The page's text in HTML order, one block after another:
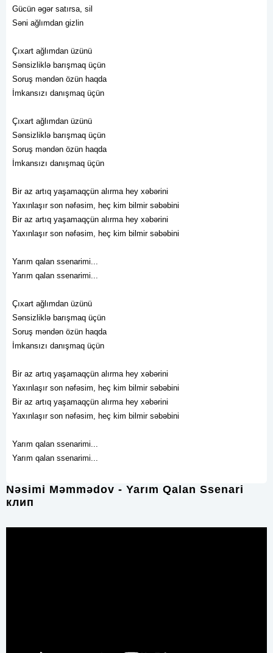
Gücün əgər satırsa, sil
Səni ağlımdan gizlin
Çıxart ağlımdan üzünü
Sənsizliklə barışmaq üçün
Soruş məndən özün haqda
İmkansızı danışmaq üçün
Çıxart ağlımdan üzünü
Sənsizliklə barışmaq üçün
Soruş məndən özün haqda
İmkansızı danışmaq üçün
Bir az artıq yaşamaqçün alırma hey xəbərini
Yaxınlaşır son nəfəsim, heç kim bilmir səbəbini
Bir az artıq yaşamaqçün alırma hey xəbərini
Yaxınlaşır son nəfəsim, heç kim bilmir səbəbini
Yarım qalan ssenarimi...
Yarım qalan ssenarimi...
Çıxart ağlımdan üzünü
Sənsizliklə barışmaq üçün
Soruş məndən özün haqda
İmkansızı danışmaq üçün
Bir az artıq yaşamaqçün alırma hey xəbərini
Yaxınlaşır son nəfəsim, heç kim bilmir səbəbini
Bir az artıq yaşamaqçün alırma hey xəbərini
Yaxınlaşır son nəfəsim, heç kim bilmir səbəbini
Yarım qalan ssenarimi...
Yarım qalan ssenarimi...
Nəsimi Məmmədov - Yarım Qalan Ssenari
клип